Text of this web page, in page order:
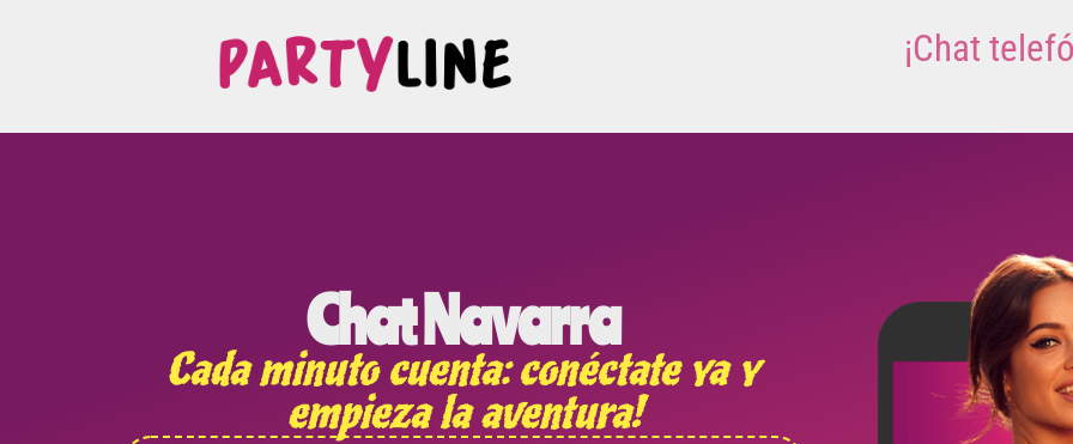
¡Chat
Chat Navarra
Cada minuto cuenta: conéctate ya y
empieza la aventura!